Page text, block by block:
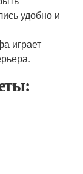
удобно и
играет